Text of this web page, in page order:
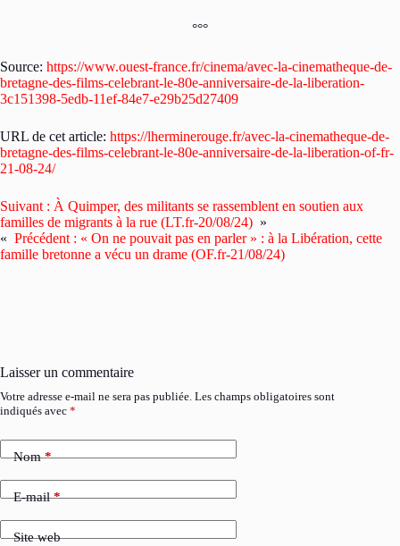
°°°
Source: https://www.ouest-france.fr/cinema/avec-la-cinematheque-de-
bretagne-des-films-celebrant-le-80e-anniversaire-de-la-liberation-
3c151398-5edb-11ef-84e7-e29b25d27409
URL de cet article: https://lherminerouge.fr/avec-la-cinematheque-de-
bretagne-des-films-celebrant-le-80e-anniversaire-de-la-liberation-of-fr-
21-08-24/
Suivant : À Quimper, des militants se rassemblent en soutien aux
familles de migrants à la rue (LT.fr-20/08/24) »
« Précédent : « On ne pouvait pas en parler » : à la Libération, cette
famille bretonne a vécu un drame (OF.fr-21/08/24)
Laisser un commentaire
Votre adresse e-mail ne sera pas publiée. Les champs obligatoires sont
indiqués avec *
Nom*
E-mail*
Site web